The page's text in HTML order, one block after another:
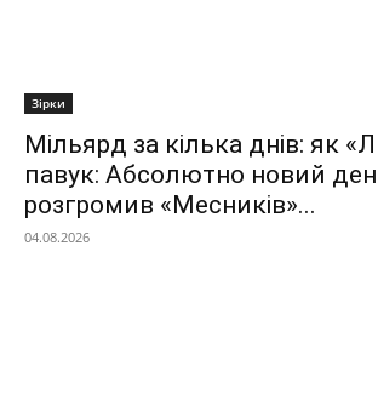
Зірки
Мільярд за кілька днів: як
павук: Абсолютно новий
розгромив «Месників»...
04.08.2026